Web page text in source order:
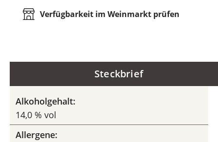
Verfügbarkeit im Weinmarkt prüfen
Steckbrief
Alkoholgehalt:
14,0 % vol
Allergene: